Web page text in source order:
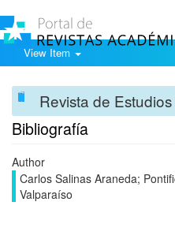
View Item
Revista de
Bibliografía
Author
Carlos Salinas Araneda;
Valparaíso